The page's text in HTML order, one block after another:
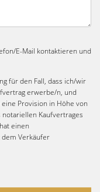
E-Mail kontaktieren und
für den Fall, dass ich/wir
erwerbe/n, und
Provision in Höhe von
Kaufvertrages
einen
Verkäufer